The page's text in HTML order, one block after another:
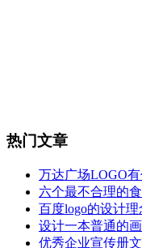
热门文章
万达广场LOGO
六个最不合理的
百度logo的设计
设计一本普通的
优秀企业宣传册